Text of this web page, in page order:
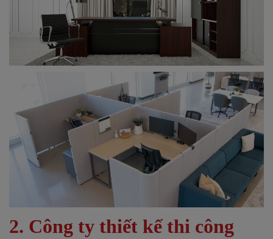
2. Công ty thiết kế thi công